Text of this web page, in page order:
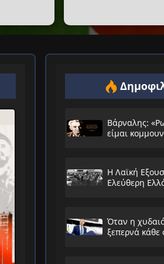
Βάρναλης:
είμαι
Η Λαϊκή
Ελεύθερη
Όταν η
ξεπερνά κάθε